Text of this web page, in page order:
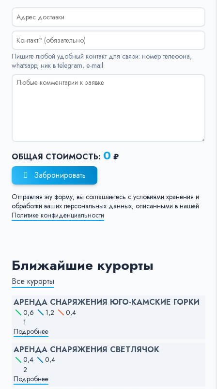
Пишите любой удобный контакт для связи: номер телефона,
whatsapp, ник в telegram, e-mail
ОБЩАЯ СТОИМОСТЬ: 0 ₽
Забронировать
Отправляя эту форму, вы соглашаетесь с условиями хранения и
обработки ваших персональных данных, описанными в нашей
Политике конфиденциальности
Ближайшие курорты
Все курорты
АРЕНДА СНАРЯЖЕНИЯ ЮГО-КАМСКИЕ ГОРКИ
0,6 1,2
0,4
1
Подробнее
АРЕНДА СНАРЯЖЕНИЯ СВЕТЛЯЧОК
0,4
0,4
2
Подробнее